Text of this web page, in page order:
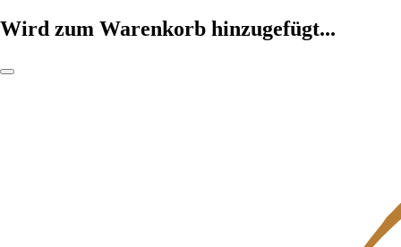
Wird zum Warenkorb hinzugefügt...